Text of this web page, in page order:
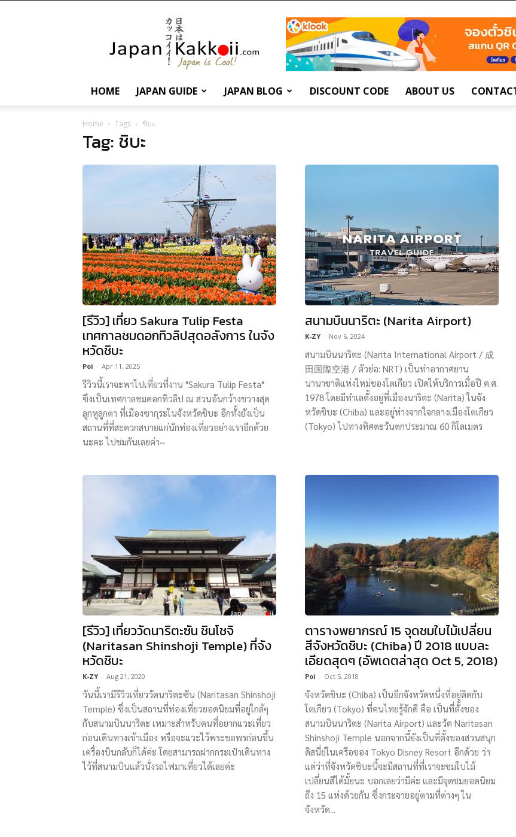
เกี่ยว
กับ
ญี่ปุ่น
และ
การ
HOME JAPAN GUIDE JAPAN BLOG DISCOUNT CODE ABOUT US
Home Tags ชิบะ
Tag: ชิบะ
[รีวิว] เที่ยว Sakura Tulip Festa
เทศกาลชมดอกทิวลิปสุดอลังการ ในจัง
หวัดชิบะ
Poi - Apr 11, 2025
รีวิวนี้เราจะพาไปเที่ยวที่งาน "Sakura Tulip Festa"
ซึงเป็นเทศกาลชมดอกทิวลิป ณ สวนอันกว้างขวางสุด
ลูกหูลูกตา ที่เมืองซากุระในจังหวัดชิบะ อีกทั้งยังเป็น
สถานที่ที่สะดวกสบายแก่นักท่องเที่ยวอย่างเราอีกด้วย
นะคะ ไปชมกันเลยค่า~
สนามบินนาริตะ (Narita Airport)
K-ZY - Nov 6, 2024
สนามบินนาริตะ (Narita International Airport / 成
田国際空港 / ตัวย่อ: NRT) เป็นท่าอากาศยาน
นานาชาติแห่งใหม่ของโตเกียว เปิดให้บริการเมื่อปี ค.ศ.
1978 โดยมีทำเลตั้งอยู่ที่เมืองนาริตะ (Narita) ในจัง
หวัดชิบะ (Chiba) และอยู่ห่างจากใจกลางเมืองโตเกียว
(Tokyo) ไปทางทิศตะวันตกประมาณ 60 กิโลเมตร
[รีวิว] เที่ยววัดนาริตะซัน ชินโชจิ
(Naritasan Shinshoji Temple) ที่จัง
หวัดชิบะ
K-ZY - Aug 21, 2020
วันนี้เรามีรีวิวเที่ยววัดนาริตะซัน (Naritasan Shinshoji
Temple) ซึ่งเป็นสถานที่ท่องเที่ยวยอดนิยมที่อยู่ใกล้ๆ
กับสนามบินนาริตะ เหมาะสำหรับคนที่อยากแวะเที่ยว
ก่อนเดินทางเข้าเมือง หรือจะแวะไว้พระขอพรก่อนขึ้น
เครื่องบินกลับก็ได้ค่ะ โดยสามารถฝากกระเป๋าเดินทาง
ไว้ที่สนามบินแล้วนั่งรถไฟมาเที่ยวได้เลยค่ะ
ตารางพยากรณ์ 15 จุดชมใบไม้เปลี่ยน
สีจังหวัดชิบะ (Chiba) ปี 2018 แบบละ
เอียดสุดๆ (อัพเดตล่าสุด Oct 5, 2018)
Poi - Oct 5, 2018
จังหวัดชิบะ (Chiba) เป็นอีกจังหวัดหนึ่งที่อยู่ติดกับ
โตเกียว (Tokyo) ที่คนไทยรู้จักดี คือ เป็นที่ตั้งของ
สนามบินนาริตะ (Narita Airport) และวัด Naritasan
Shinshoji Temple นอกจากนี้ยังเป็นที่ตั้งของสวนสนุก
ดิสนี่ย์ในเครือของ Tokyo Disney Resort อีกด้วย ว่า
แต่ว่าที่จังหวัดชิบะนี้จะมีสถานที่ที่เราจะชมใบไม้
เปลี่ยนสีได้มั้ยนะ บอกเลยว่ามีค่ะ และมีจุดชมยอดนิยม
ถึง 15 แห่งด้วยกัน ซึ่งกระจายอยู่ตามที่ต่างๆ ใน
จังหวัด...